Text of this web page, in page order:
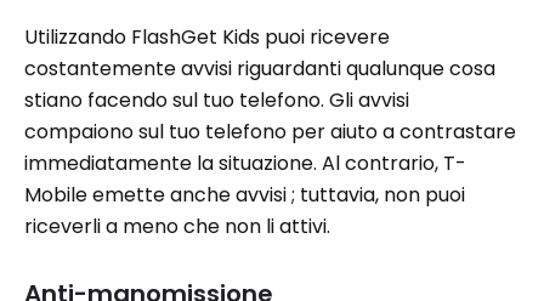
Utilizzando FlashGet Kids puoi ricevere
costantemente avvisi riguardanti qualunque cosa
stiano facendo sul tuo telefono. Gli avvisi
compaiono sul tuo telefono per aiuto a contrastare
immediatamente la situazione. Al contrario, T-
Mobile emette anche avvisi ; tuttavia, non puoi
riceverli a meno che non li attivi.
Anti-manomissione